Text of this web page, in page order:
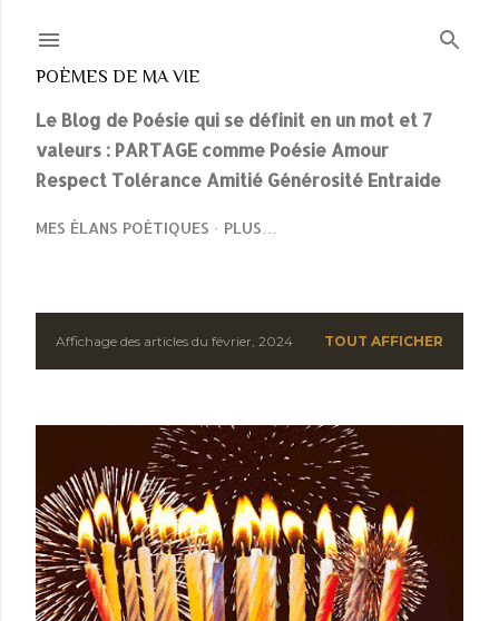
POÈMES DE MA VIE
Le Blog de Poésie qui se définit en un mot et 7
valeurs : PARTAGE comme Poésie Amour
Respect Tolérance Amitié Générosité Entraide
MES ÉLANS POÉTIQUES PLUS…
r
l
e
s
Affichage des articles du février, 2024 TOUT AFFICHER
ARTICLES PLUS ANCIENS